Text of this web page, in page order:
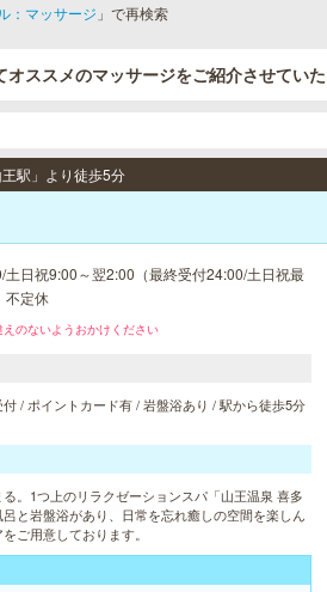
：マッサージ 」で再検索
ススメのマッサージをご紹介させていた
駅」より徒歩5分
日祝9:00～翌2:00（最終受付24:00/土日祝最
不定休
のないようおかけください
/ ポイントカード有 / 岩盤浴あり / 駅から徒歩5分
。1つ上のリラクゼーションスパ「山王温泉 喜多
と岩盤浴があり、日常を忘れ癒しの空間を楽しん
ご用意しております。